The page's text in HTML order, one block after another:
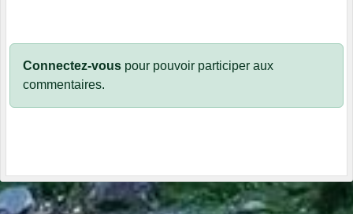
Connectez-vous pour pouvoir participer aux
commentaires.